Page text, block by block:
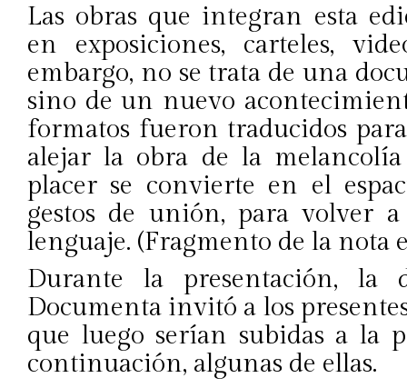
Las obras que integran esta
en exposiciones, carteles,
embargo, no se trata de una
sino de un nuevo
formatos fueron traducidos
alejar la obra de la
placer se convierte en el
gestos de unión, para volver
lenguaje. (Fragmento de la nota
Durante la presentación, la
Documenta invitó a los
que luego serían subidas a la
continuación, algunas de ellas.